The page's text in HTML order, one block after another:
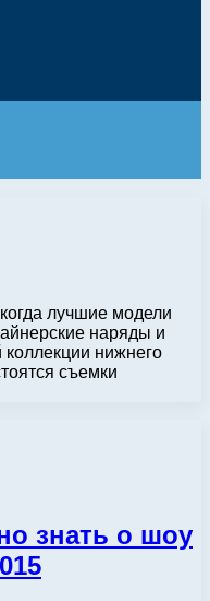
лучшие модели
наряды и
нижнего
съемки
знать о шоу